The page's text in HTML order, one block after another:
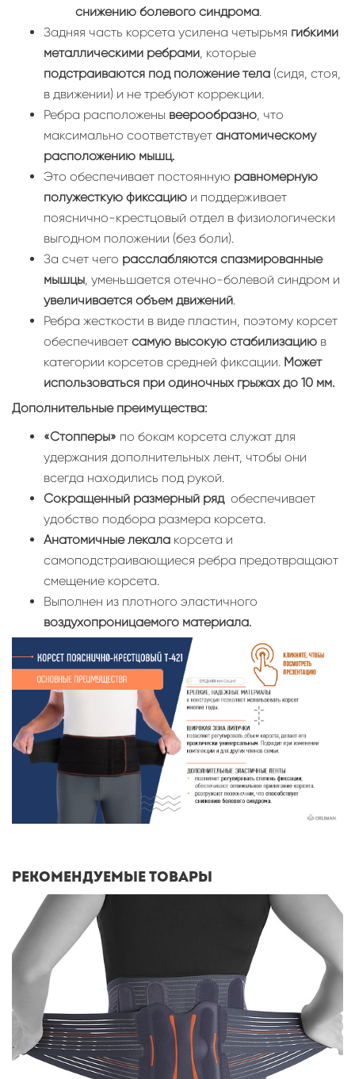
снижению болевого синдрома.
Задняя часть корсета усилена четырьмя гибкими
металлическими ребрами, которые
подстраиваются под положение тела (сидя, стоя,
в движении) и не требуют коррекции.
Ребра расположены веерообразно, что
максимально соответствует анатомическому
расположению мышц.
Это обеспечивает постоянную равномерную
полужесткую фиксацию и поддерживает
пояснично-крестцовый отдел в физиологически
выгодном положении (без боли).
За счет чего расслабляются спазмированные
мышцы, уменьшается отечно-болевой синдром и
увеличивается объем движений.
Ребра жесткости в виде пластин, поэтому корсет
обеспечивает самую высокую стабилизацию в
категории корсетов средней фиксации. Может
использоваться при одиночных грыжах до 10 мм.
Дополнительные преимущества:
«Стопперы» по бокам корсета служат для
удержания дополнительных лент, чтобы они
всегда находились под рукой.
Сокращенный размерный рядобеспечивает
удобство подбора размера корсета.
Анатомичные лекала корсета и
самоподстраивающиеся ребра предотвращают
смещение корсета.
Выполнен из плотного эластичного
воздухопроницаемого материала.
Рекомендуемые товары